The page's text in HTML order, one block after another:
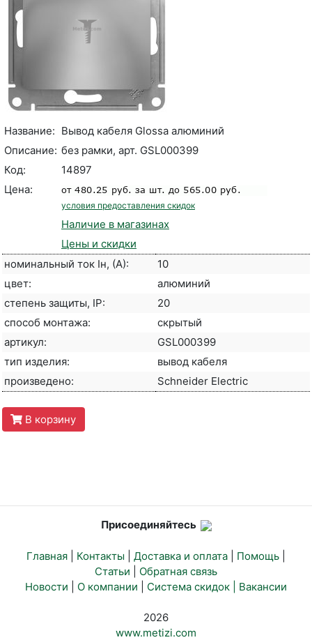
Название: Вывод кабеля Glossa алюминий
Описание: без рамки, арт. GSL000399
Код:
14897
Цена:
условия предоставления скидок
Наличие в магазинах
Цены и скидки
номинальный ток Iн, (А):
10
цвет:
алюминий
степень защиты, IP:
20
способ монтажа:
скрытый
артикул:
GSL000399
тип изделия:
вывод кабеля
произведено:
Schneider Electric
В корзину
Присоединяйтесь
Главная Контакты Доставка и оплата Помощь
Статьи
Обратная связь
Новости
О компании Система скидок | Вакансии
2026
www.metizi.com